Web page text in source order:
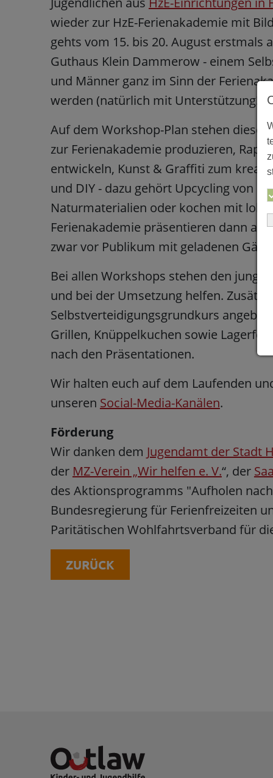
wieder zur HzE-Ferienakademie mit
gehts vom 15. bis 20. August erstmals
Guthaus Klein Dammerow - einem
und Männer ganz im Sinn der
werden (natürlich mit Unterstützung!).
Auf dem Workshop-Plan stehen dieses
zur Ferienakademie produzieren,
entwickeln, Kunst & Graffiti zum
und DIY - dazu gehört Upcycling von
Naturmaterialien oder kochen mit
Ferienakademie präsentieren dann
zwar vor Publikum mit geladenen
Bei allen Workshops stehen den
und bei der Umsetzung helfen.
Selbstverteidigungsgrundkurs
Grillen, Knüppelkuchen sowie
nach den Präsentationen.
Wir halten euch auf dem Laufenden
unseren Social-Media-Kanälen.
Förderung
Wir danken dem Jugendamt der Stadt
der MZ-Verein „Wir helfen e. V.“, der
des Aktionsprogramms "Aufholen
Bundesregierung für Ferienfreizeiten
Paritätischen Wohlfahrtsverband für
ZURÜCK